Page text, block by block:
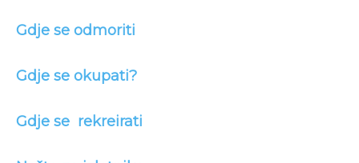
Gdje se odmoriti
Gdje se okupati?
Gdje se rekreirati